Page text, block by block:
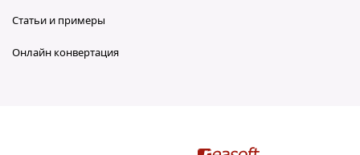
Статьи и примеры
Онлайн конвертация